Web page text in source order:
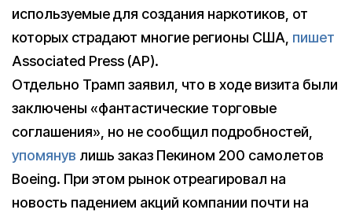
используемые для создания наркотиков, от
которых страдают многие регионы США, пишет
Associated Press (AP).
Отдельно Трамп заявил, что в ходе визита были
заключены «фантастические торговые
соглашения», но не сообщил подробностей,
упомянув лишь заказ Пекином 200 самолетов
Boeing. При этом рынок отреагировал на
новость падением акций компании почти на